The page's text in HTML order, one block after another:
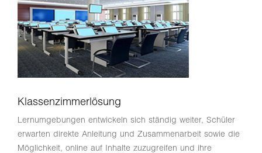
Klassenzimmerlösung
Lernumgebungen entwickeln sich ständig weiter, Schüler
erwarten direkte Anleitung und Zusammenarbeit sowie die
Möglichkeit, online auf Inhalte zuzugreifen und ihre